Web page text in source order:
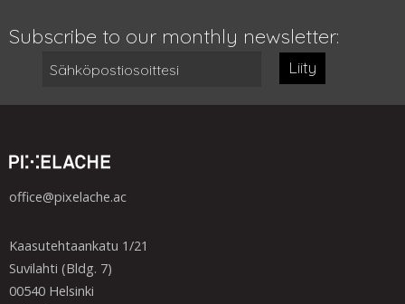
Subscribe to our monthly newsletter:
Liity
office@pixelache.ac
Kaasutehtaankatu 1/21
Suvilahti (Bldg. 7)
00540 Helsinki